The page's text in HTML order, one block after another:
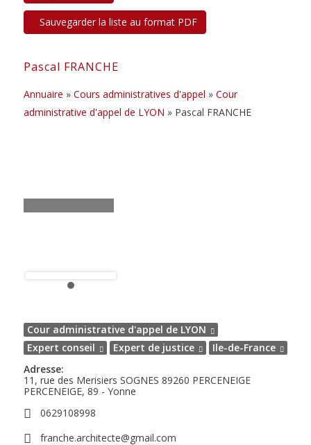
Pascal FRANCHE
Annuaire » Cours administratives d'appel » Cour
administrative d'appel de LYON » Pascal FRANCHE
Cour administrative d'appel de LYON
Expert conseil
Expert de justice
Ile-de-France
Adresse:
11, rue des Merisiers SOGNES 89260 PERCENEIGE
PERCENEIGE, 89 - Yonne
0629108998
franche.architecte@gmail.com